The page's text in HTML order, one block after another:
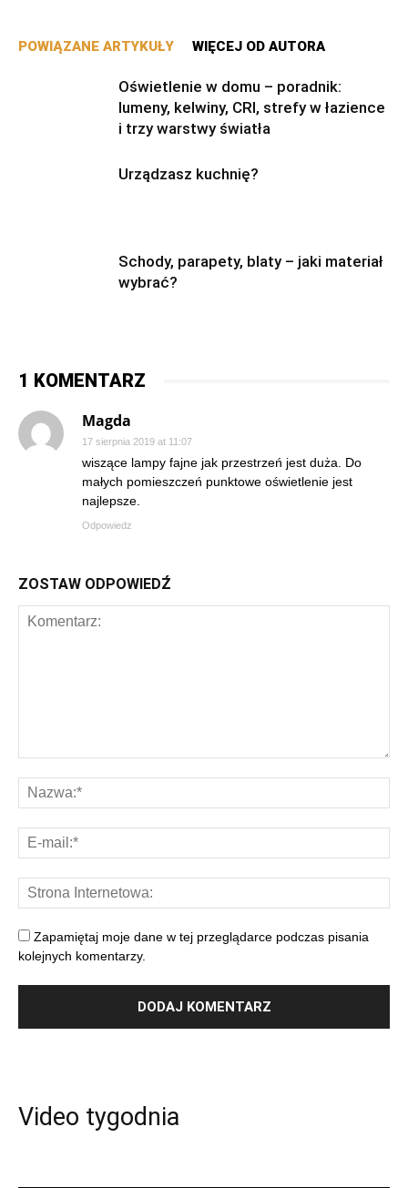
POWIĄZANE ARTYKUŁY WIĘCEJ OD AUTORA
Oświetlenie w domu – poradnik:
lumeny, kelwiny, CRI, strefy w łazience
i trzy warstwy światła
Urządzasz kuchnię?
Schody, parapety, blaty – jaki materiał
wybrać?
1 KOMENTARZ
Magda
17 sierpnia 2019 at 11:07
wiszące lampy fajne jak przestrzeń jest duża. Do
małych pomieszczeń punktowe oświetlenie jest
najlepsze.
Odpowiedz
ZOSTAW ODPOWIEDŹ
Zapamiętaj moje dane w tej przeglądarce podczas pisania
kolejnych komentarzy.
Video tygodnia